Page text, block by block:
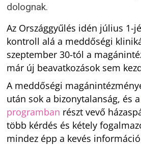
dolognak.
Az Országgyűlés idén július 1-
kontroll alá a meddőségi
szeptember 30-tól a
már új beavatkozások sem
A meddőségi
után sok a bizonytalanság, és a
programban részt vevő
több kérdés és kétely
mindez épp a kevés